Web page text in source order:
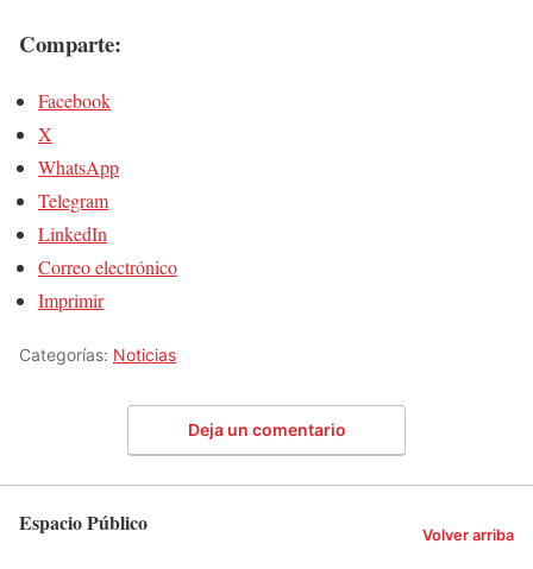
Comparte:
Facebook
X
WhatsApp
Telegram
LinkedIn
Correo electrónico
Imprimir
Categorías: Noticias
Deja un comentario
Espacio Público Volver arriba